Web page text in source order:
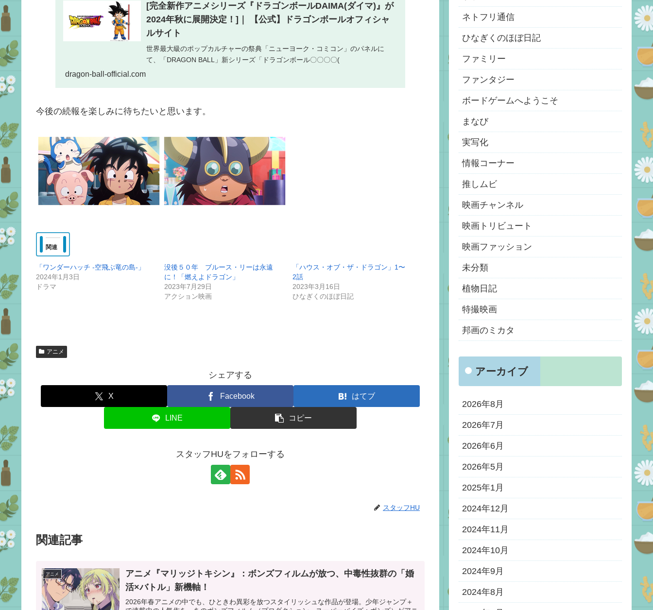
[完全新作アニメシリーズ『ドラゴンボールDAIMA(ダイマ)』が
2024年秋に展開決定！]｜ 【公式】ドラゴンボールオフィシャ
ルサイト
世界最大級のポップカルチャーの祭典「ニューヨーク・コミコン」のパネルに
て、「DRAGON BALL」新シリーズ「ドラゴンボール〇〇〇〇(
dragon-ball-official.com
今後の続報を楽しみに待ちたいと思います。
関連
「ワンダーハッチ -空飛ぶ竜の島-」
2024年1月3日
ドラマ
没後５０年 ブルース・リーは永遠
に！「燃えよドラゴン」
2023年7月29日
アクション映画
「ハウス・オブ・ザ・ドラゴン」1〜
2話
2023年3月16日
ひなぎくのほぼ日記
アニメ
シェアする
X Facebook はてブ
LINE コピー
スタッフHUをフォローする
スタッフHU
関連記事
アニメ
アニメ『マリッジトキシン』：ボンズフィルムが放つ、中毒性抜群の「婚
活×バトル」新機軸！
2026年春アニメの中でも、ひときわ異彩を放つスタイリッシュな作品が登場。少年ジャンプ＋
ネトフリ通信
ひなぎくのほぼ日記
ファミリー
ファンタジー
ボードゲームへようこそ
まなび
実写化
情報コーナー
推しムビ
映画チャンネル
映画トリビュート
映画ファッション
未分類
植物日記
特撮映画
邦画のミカタ
アーカイブ
2026年8月
2026年7月
2026年6月
2026年5月
2025年1月
2024年12月
2024年11月
2024年10月
2024年9月
2024年8月